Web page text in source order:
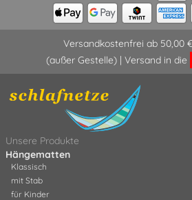
Versandkostenfrei ab 50,00
(außer Gestelle) | Versand in die
Unsere Produkte
Hängematten
Klassisch
mit Stab
für Kinder